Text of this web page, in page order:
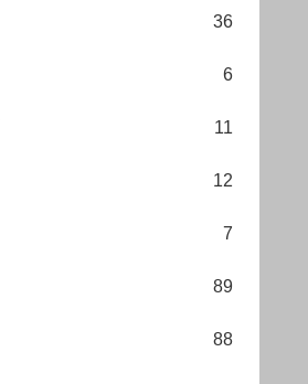
36
6
11
12
7
89
88